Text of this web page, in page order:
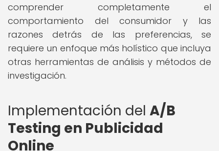
comprender completamente el
comportamiento del consumidor y las
razones detrás de las preferencias, se
requiere un enfoque más holístico que incluya
otras herramientas de análisis y métodos de
investigación.
Implementación del A/B
Testing en Publicidad
Online